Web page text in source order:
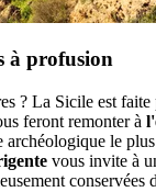
à profusion
? La Sicile est
feront remonter à
archéologique le
vous invite à
conservées